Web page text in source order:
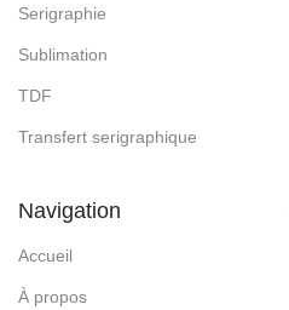
Serigraphie
Sublimation
TDF
Transfert serigraphique
Navigation
Accueil
À propos